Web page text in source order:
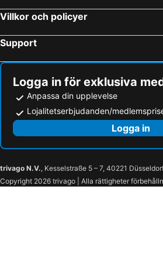
Villkor och policyer
Support
Logga in för exklusiva
Anpassa din upplevelse
Lojalitetserbjudanden/
Logga in
trivago N.V., Kesselstraße 5 – 7, 40221
Copyright 2026 trivago | Alla rättigheter